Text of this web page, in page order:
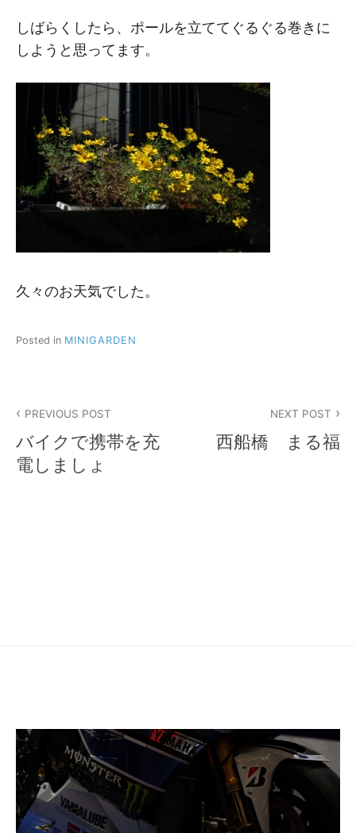
しばらくしたら、ポールを立ててぐるぐる巻きに
しようと思ってます。
久々のお天気でした。
Posted in MINIGARDEN
稿
ナ
PREVIOUS POST
バイクで携帯を充
電しましょ
NEXT POST
西船橋 まる福